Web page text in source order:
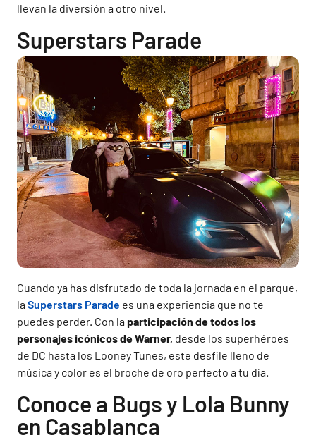
llevan la diversión a otro nivel.
Superstars Parade
Cuando ya has disfrutado de toda la jornada en el parque,
laSuperstars Parade es una experiencia que no te
puedes perder. Con la participación de todos los
personajes icónicos de Warner, desde los superhéroes
de DC hasta los Looney Tunes, este desfile lleno de
música y color es el broche de oro perfecto a tu día.
Conoce a Bugs y Lola Bunny
en Casablanca